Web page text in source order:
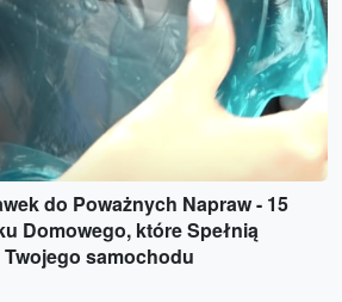
do Poważnych Napraw - 15
Domowego, które Spełnią
samochodu